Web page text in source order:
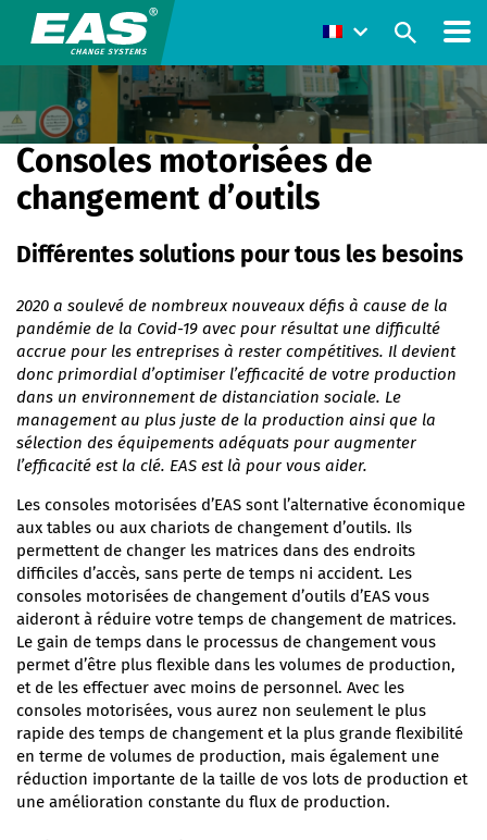
Consoles motorisées de
changement d’outils
Différentes solutions pour tous les besoins
2020 a soulevé de nombreux nouveaux défis à cause de la
pandémie de la Covid-19 avec pour résultat une difficulté
accrue pour les entreprises à rester compétitives. Il devient
donc primordial d’optimiser l’efficacité de votre production
dans un environnement de distanciation sociale. Le
management au plus juste de la production ainsi que la
sélection des équipements adéquats pour augmenter
l’efficacité est la clé. EAS est là pour vous aider.
Les consoles motorisées d’EAS sont l’alternative économique
aux tables ou aux chariots de changement d’outils. Ils
permettent de changer les matrices dans des endroits
difficiles d’accès, sans perte de temps ni accident. Les
consoles motorisées de changement d’outils d’EAS vous
aideront à réduire votre temps de changement de matrices.
Le gain de temps dans le processus de changement vous
permet d’être plus flexible dans les volumes de production,
et de les effectuer avec moins de personnel. Avec les
consoles motorisées, vous aurez non seulement le plus
rapide des temps de changement et la plus grande flexibilité
en terme de volumes de production, mais également une
réduction importante de la taille de vos lots de production et
une amélioration constante du flux de production.